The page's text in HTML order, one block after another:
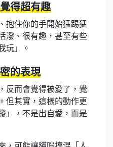
得超有趣
抱住你的手開始猛踢猛
潑、很有趣，甚至有些
玩」。
的表現
反而會覺得被愛了，覺
但其實，這樣的動作更
」，不是出自愛，而是